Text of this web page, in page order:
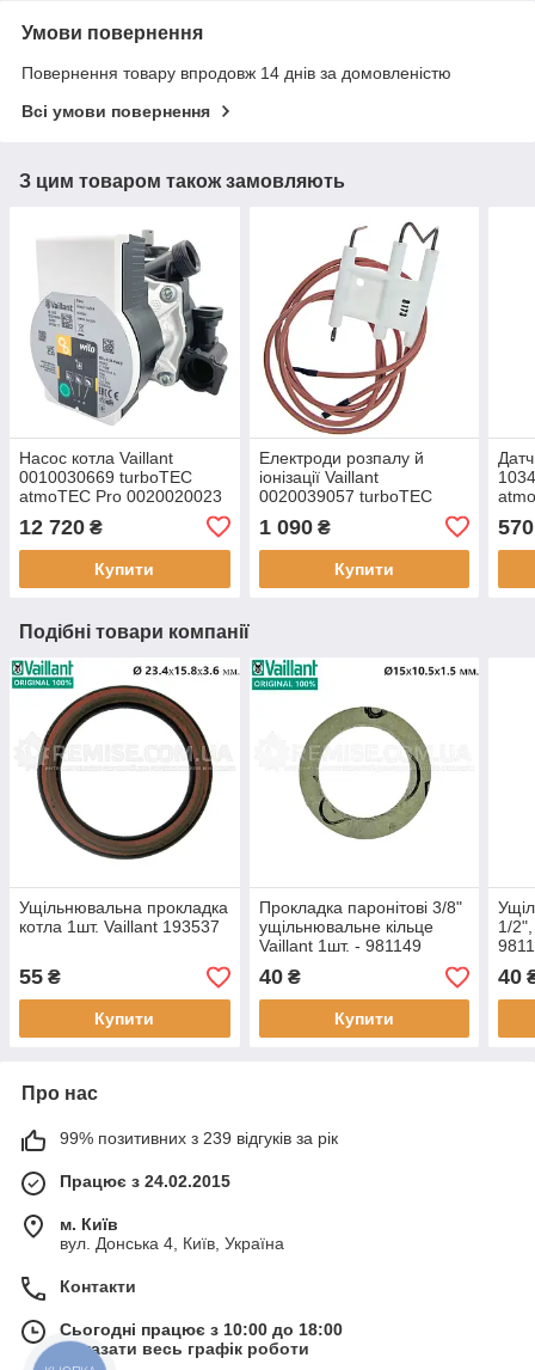
Умови повернення
Повернення товару впродовж 14 днів за домовленістю
Всі умови повернення
З цим товаром також замовляють
Насос котла Vaillant
0010030669 turboTEC
atmoTEC Pro 0020020023
12 720 ₴
Купити
Електроди розпалу й
іонізації Vaillant
0020039057 turboTEC
1 090₴
Купити
570
Подібні товари компанії
Ущільнювальна прокладка
котла 1шт. Vaillant 193537
55 ₴
Купити
Прокладка паронітові 3/8"
ущільнювальне кільце
Vaillant 1шт. - 981149
40₴
Купити
1/
40
Про нас
99% позитивних з 239 відгуків за рік
Працює з 24.02.2015
м. Київ
вул. Донська 4, Київ, Україна
Контакти
Сьогодні працює з 10:00 до 18:00
Показати весь графік роботи